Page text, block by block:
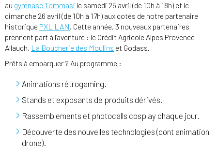
au gymnase Tommasi le samedi 25 avril (de 10h à 18h) et le
dimanche 26 avril (de 10h à 17h) aux cotés de notre partenaire
historique PXL LAN. Cette année, 3 nouveaux partenaires
prennent part à l’aventure : le Crédit Agricole Alpes Provence
Allauch, La Boucherie des Moulins et Godass.
Prêts à embarquer ? Au programme :
Animations rétrogaming.
Stands et exposants de produits dérivés.
Rassemblements et photocalls cosplay chaque jour.
Découverte des nouvelles technologies (dont animation
drone).